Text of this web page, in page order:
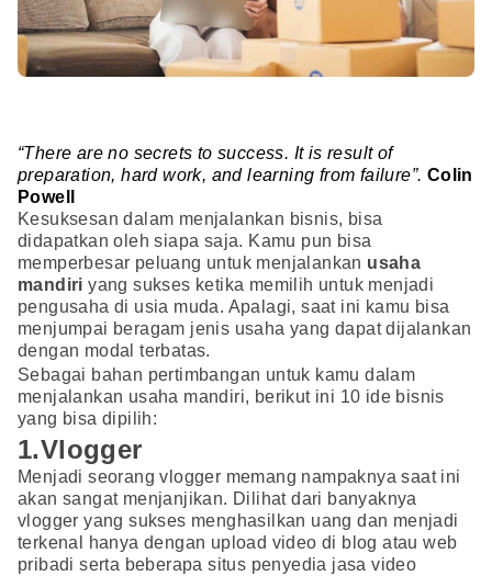
“There are no secrets to success. It is result of
preparation, hard work, and learning from failure”. Colin
Powell
Kesuksesan dalam menjalankan bisnis, bisa
didapatkan oleh siapa saja. Kamu pun bisa
memperbesar peluang untuk menjalankan usaha
mandiri yang sukses ketika memilih untuk menjadi
pengusaha di usia muda. Apalagi, saat ini kamu bisa
menjumpai beragam jenis usaha yang dapat dijalankan
dengan modal terbatas.
Sebagai bahan pertimbangan untuk kamu dalam
menjalankan usaha mandiri, berikut ini 10 ide bisnis
yang bisa dipilih:
1.Vlogger
Menjadi seorang vlogger memang nampaknya saat ini
akan sangat menjanjikan. Dilihat dari banyaknya
vlogger yang sukses menghasilkan uang dan menjadi
terkenal hanya dengan upload video di blog atau web
pribadi serta beberapa situs penyedia jasa video